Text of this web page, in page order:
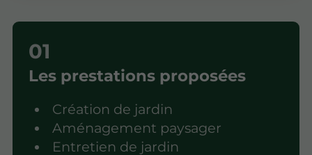
Les prestations proposées
Création de jardin
Aménagement paysager
Entretien de jardin